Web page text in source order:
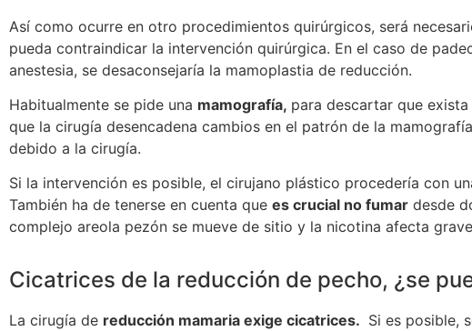
Así como ocurre en otro procedimientos quirúrgicos, será
pueda contraindicar la intervención quirúrgica. En el caso de
anestesia, se desaconsejaría la mamoplastia de reducción.
Habitualmente se pide una mamografía, para descartar que
que la cirugía desencadena cambios en el patrón de la
debido a la cirugía.
Si la intervención es posible, el cirujano plástico procedería con
También ha de tenerse en cuenta que es crucial no fumar desde
complejo areola pezón se mueve de sitio y la nicotina afecta
Cicatrices de la reducción de pecho, ¿se
La cirugía de reducción mamaria exige cicatrices. Si es posible,